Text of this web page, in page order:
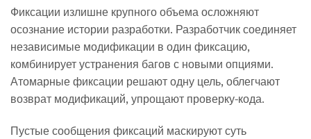
Фиксации излишне крупного объема осложняют
осознание истории разработки. Разработчик соединяет
независимые модификации в один фиксацию,
комбинирует устранения багов с новыми опциями.
Атомарные фиксации решают одну цель, облегчают
возврат модификаций, упрощают проверку-кода.
Пустые сообщения фиксаций маскируют суть